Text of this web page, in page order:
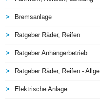
Bremsanlage
Ratgeber Räder, Reifen
Ratgeber Anhängerbetrieb
Ratgeber Räder, Reifen -
Elektrische Anlage